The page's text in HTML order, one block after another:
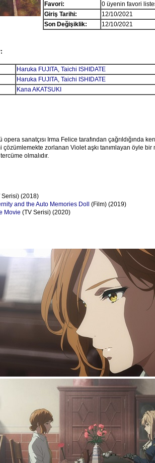
Favori:
0 üyenin favori
Giriş Tarihi:
12/10/2021
Son Değişiklik:
12/10/2021
Haruka FUJITA, Taichi ISHIDATE
Haruka FUJITA, Taichi ISHIDATE
Kana AKATSUKI
sanatçısı Irma Felice tarafından çağrıldığında
zorlanan Violet aşkı tanımlayan öyle bir
olmalıdır.
Serisi) (2018)
and the Auto Memories Doll
(Film) (2019)
Movie (TV Serisi) (2020)